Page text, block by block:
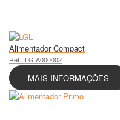
Alimentador Compact
Ref.: LG.A000002
MAIS INFORMAÇÕES